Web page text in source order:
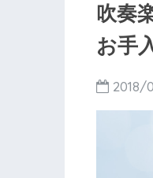
吹奏
お手
2018/